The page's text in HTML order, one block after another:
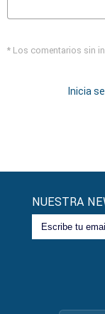
* Los comentarios sin
Inicia
NUESTRA